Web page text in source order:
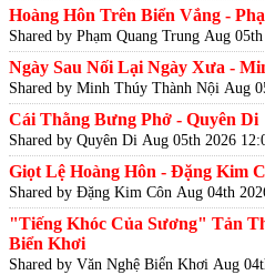
Hoàng Hôn Trên Biển Vắng -
Shared by Phạm Quang Trung Aug
Ngày Sau Nối Lại Ngày Xưa -
Shared by Minh Thúy Thành Nội Aug
Cái Thằng Bưng Phở - Quyên Di
Shared by Quyên Di Aug 05th 2026
Giọt Lệ Hoàng Hôn - Đặng Kim
Shared by Đặng Kim Côn Aug 04th
"Tiếng Khóc Của Sương" Tản
Biển Khơi
Shared by Văn Nghệ Biển Khơi Aug